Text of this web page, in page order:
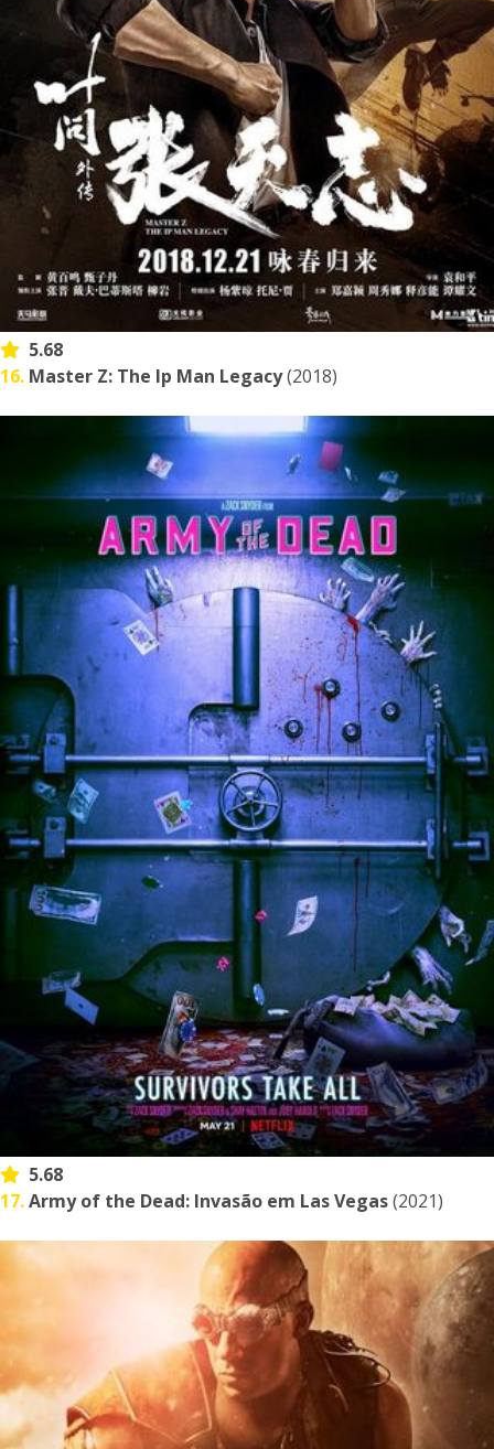
5.68
16. Master Z: The Ip Man Legacy(2018)
5.68
17.Army of the Dead: Invasão em Las Vegas(2021)